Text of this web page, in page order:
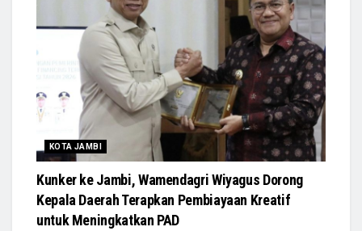
KOTA JAMBI
Kunker ke Jambi, Wamendagri Wiyagus Dorong
Kepala Daerah Terapkan Pembiayaan Kreatif
untuk Meningkatkan PAD